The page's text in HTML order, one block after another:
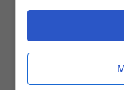
primo
massimo
In quella
regioni